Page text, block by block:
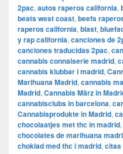
2pac, autos raperos california,
beats west coast, beefs
raperos california, blast,
y rap california, canciones de
canciones traducidas 2pac,
cannabis connaiserie madrid,
cannabis klubbar i madrid,
Marihuana Madrid, cannabis
Madrid, Cannabis März in
cannabisclubs in barcelona,
Cannabisprodukte in Madrid,
chocolaatjes met thc in madrid,
chocolates de marihuana
choklad med thc i madrid, citas